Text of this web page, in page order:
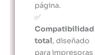
página.
✅
Compatibilidad
total, diseñado
para impresoras